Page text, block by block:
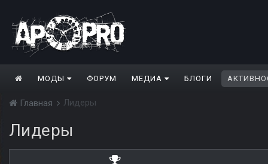
МОДЫ ФОРУМ МЕДИА БЛОГИ
Главная Лидеры
Лидеры